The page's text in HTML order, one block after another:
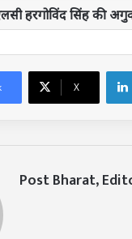
हरगोविंद सिंह की
X
Post Bharat,